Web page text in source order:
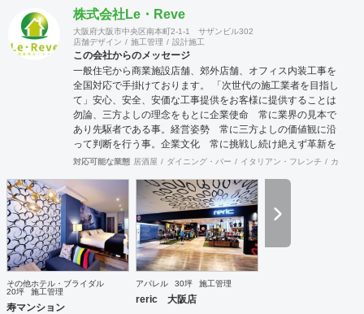
株式会社Le・Reve
大阪府大阪市中央区南本町2-1-1 サザンビル302
店舗デザイン
施工管理 設計施工
この会社からのメッセージ
一般住宅から商業施設店舗、郊外店舗、オフィス内装工事を
全国対応で手掛けております。 「次世代の施工業者を目指し
て」安心、安全、安価な工事提供をお客様に提供することは
勿論、三方よしの理念をもとに企業使命 常に業界の見本で
あり先駆者である事。経営姿勢 常に三方よしの価値観に沿
って判断を行う事。企業文化 常に挑戦し続け絶えず革新を
行う事。この3大原則を基に常にLe・Reveに関わる皆様全て
す。 安価であること基本的に下請け会社として多くの下請け
仕事を請けていますので、価格競争力には自信を持っていま
す。しかし安価な会社は探せば他にもいらっしゃるでしょう
し、安く施工したにも関わらす直ぐに施工部分が劣化したり
トラブルが多くコストがかかっていては意味がありません。
弊社は安価である事は勿論、施工後のアフターフォローもき
っちりと対応させていただき本当の意味での安価と言ってい
ただけるよう長期的なお客様との関係を築ける対応を心掛け
ております。また、東京のお客様に対しても定期的に本部に
対応可能な業態 居酒屋 ダイニング・バー イタリアン・フレンチ カフェ
その他ホテル・ブライダル
20坪
施工管理
寿マンション
アパレル 30坪 施工管理
reric 大阪店